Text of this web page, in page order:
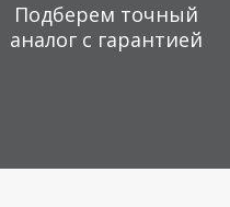
Подберем точный
аналог с гарантией